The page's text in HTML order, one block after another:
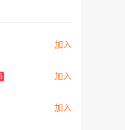
商机！
加入
加入
加入